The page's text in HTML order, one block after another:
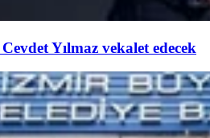
Yılmaz vekalet edecek